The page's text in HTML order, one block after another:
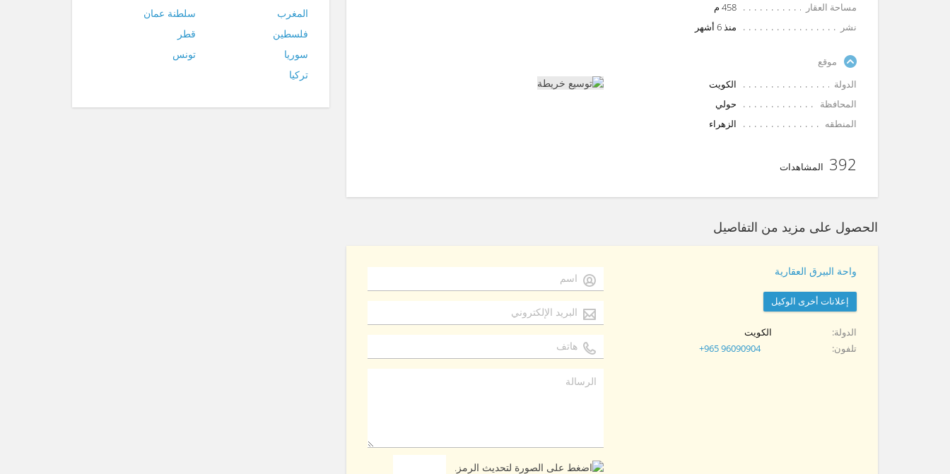
المغرب
سلطنة عمان
فلسطين
قطر
سوريا
تونس
تركيا
مساحة العقار
458 م
نشر
منذ 6 أشهر
موقع
الدولة
الكويت
المحافظة
حولي
المنطقه
الزهراء
392 المشاهدات
الحصول على مزيد من التفاصيل
واحة البيرق العقارية
إعلانات أخرى الوكيل
الدولة
الكويت
تلفون
+965 96090904